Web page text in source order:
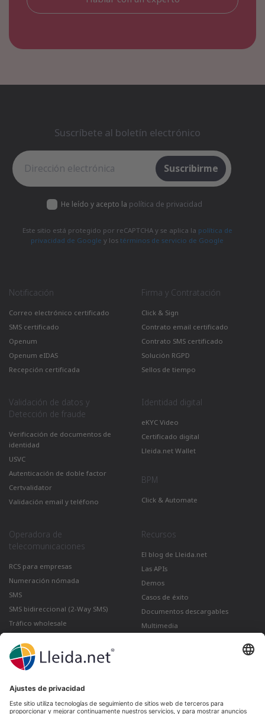
Suscríbete al boletín electrónico
Suscribirme
He leído y acepto la política de privacidad
Este sitio está protegido por reCAPTCHA y se aplica la política de
privacidad de Google y lostérminos de servicio de Google
Notificación
Correo electrónico certificado
SMS certificado
Openum
Openum eIDAS
Recepción certificada
Firma y Contratación
Click & Sign
Contrato email certificado
Contrato SMS certificado
Solución RGPD
Sellos de tiempo
Validación de datos y
Detección de fraude
Verificación de documentos de
identidad
USVC
Autenticación de doble factor
Certvalidator
Validación email y teléfono
Identidad digital
eKYC Video
Certificado digital
Lleida.net Wallet
BPM
Click & Automate
Operadora de
telecomunicaciones
RCS para empresas
Numeración nómada
SMS
SMS bidireccional (2-Way SMS)
Tráfico wholesale
Recursos
El blog de Lleida.net
Las APIs
Demos
Casos de éxito
Documentos descargables
Multimedia
Lleida · Madrid · València · São Paulo · Bogotá ·
Santiago de Chile · Dubai · Santo Domingo ·